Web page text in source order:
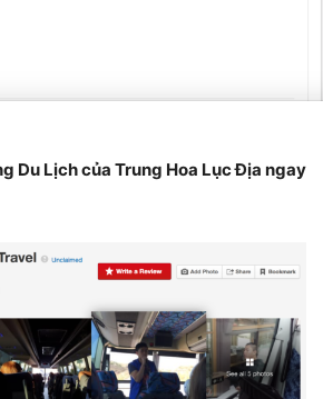
Du Lịch của Trung Hoa Lục Địa ngay